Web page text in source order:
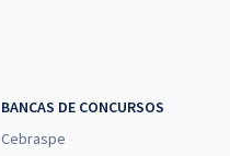
BANCAS DE CONCURSOS
Cebraspe